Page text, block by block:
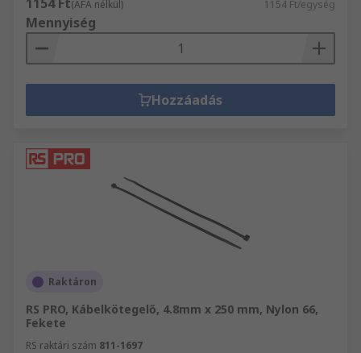
(ÁFA nélkül) 1154 Ft/egység
Mennyiség
Hozzáadás
Raktáron
RS PRO, Kábelkötegelő, 4.8mm x 250 mm, Nylon 66,
Fekete
RS raktári szám 811-1697